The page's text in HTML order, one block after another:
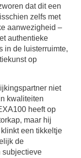
dat dit een
zelfs met
aanwezigheid –
authentieke
in de luisterruimte,
op
niet
kwaliteiten
heeft op
maar hij
een tikkeltje
de
subjectieve